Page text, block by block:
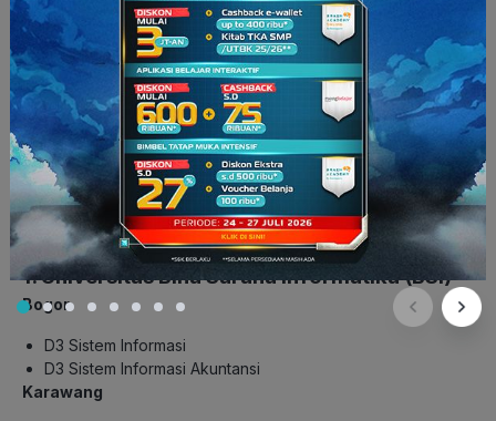
Baca juga:
Jadwal Seleksi Mandiri ITB, Biaya, Jurusan,
dan Materi Ujian
PTSyang Menyelenggarakan
PSDKU
Selain PTN, ada juga beberapa Perguruan Tinggi Swasta
(PTS) yang menyelenggarakan PSDKU antara lain:
1. Universitas Bina Sarana Informatika (BSI)
Bogor
D3 Sistem Informasi
D3 Sistem Informasi Akuntansi
Karawang